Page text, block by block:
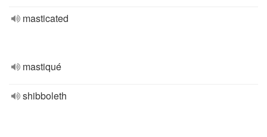
masticated
mastiqué
shibboleth